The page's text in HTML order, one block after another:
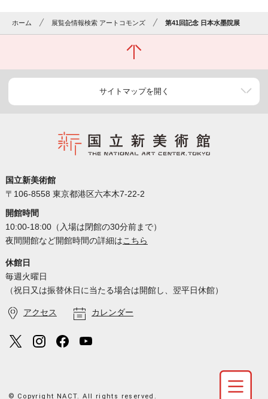
ホーム 展覧会情報検索 アートコモンズ 第41回記念 日本水墨院展
サイトマップを開く
国立新美術館
〒106-8558 東京都港区六本木7-22-2
開館時間
10:00-18:00（入場は閉館の30分前まで）
夜間開館など開館時間の詳細はこちら
休館日
毎週火曜日
（祝日又は振替休日に当たる場合は開館し、翌平日休館）
アクセス カレンダー
© Copyright NACT. All rights reserved.